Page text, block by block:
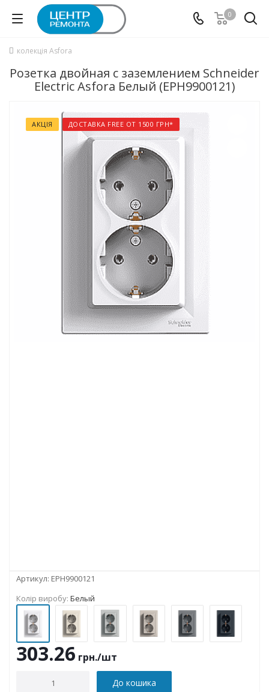
0
колекція Asfora
Розетка двойная с заземлением Schneider
Electric Asfora Белый (EPH9900121)
АКЦІЯ ДОСТАВКА FREE ОТ 1500 ГРН*
Артикул: EPH9900121
Колір виробу: Белый
303.26 грн./шт
До кошика